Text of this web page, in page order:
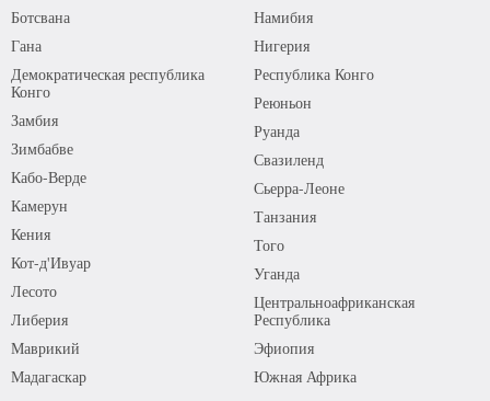
Ботсвана
Гана
Демократическая республика
Конго
Замбия
Зимбабве
Кабо-Верде
Камерун
Кения
Кот-д'Ивуар
Лесото
Либерия
Маврикий
Мадагаскар
Намибия
Нигерия
Республика Конго
Реюньон
Руанда
Свазиленд
Сьерра-Леоне
Танзания
Того
Уганда
Центральноафриканская
Республика
Эфиопия
Южная Африка